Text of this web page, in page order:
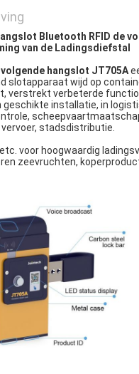
Bluetooth RFID de
van de Ladingsdiefstal
volgende hangslot JT705A
slotapparaat wijd op
verstrekt verbeterde
geschikte installatie, in
stadsdistributie.
voor hoogwaardig
zeevruchten,